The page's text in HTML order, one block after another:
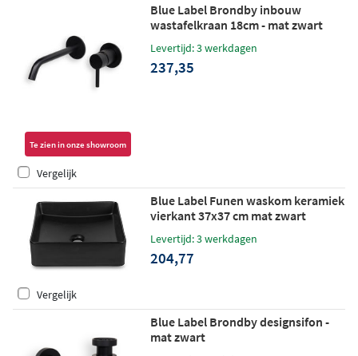
Te zien in onze showroom
Blue Label Brondby inbouw
wastafelkraan 18cm - mat zwart
Levertijd: 3 werkdagen
237,35
Vergelijk
Blue Label Funen waskom keramiek
vierkant 37x37 cm mat zwart
Levertijd: 3 werkdagen
204,77
Vergelijk
Blue Label Brondby designsifon -
mat zwart